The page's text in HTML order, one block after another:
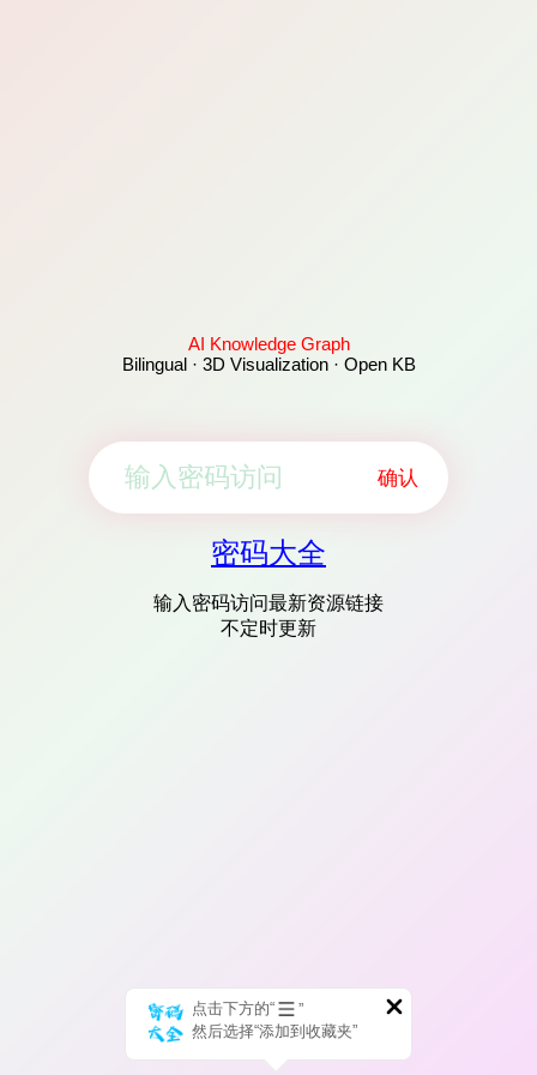
AI Knowledge Graph
Bilingual · 3D Visualization · Open KB
确认
密码大全
输入密码访问最新资源链接
不定时更新
点击下方的“
”
然后选择“添加到收藏夹”